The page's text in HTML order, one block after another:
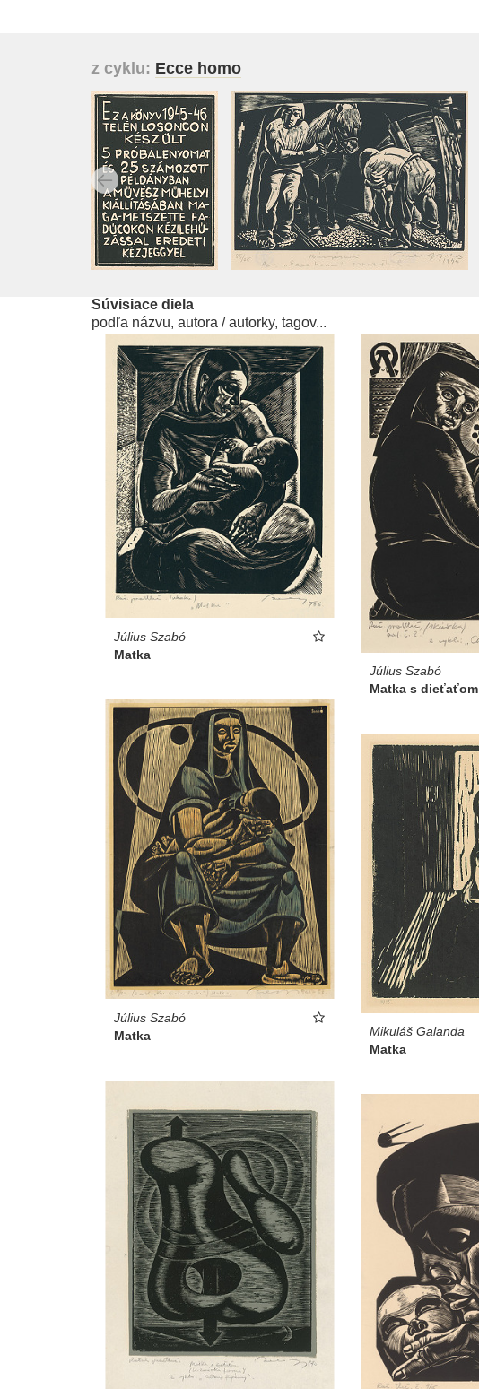
z cyklu: Ecce homo
Súvisiace diela
podľa názvu, autora / autorky, tagov...
Július Szabó
Matka
Július Szabó
Matka s dieťaťom
Július Szabó
Matka
Mikuláš Galanda
Matka